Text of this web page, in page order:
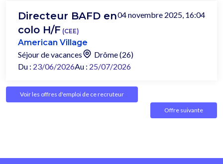
Directeur BAFD en
colo H/F (CEE)
04 novembre 2025, 16:04
American Village
Séjour de vacances
Drôme (26)
Du : 23/06/2026Au : 25/07/2026
Voir les offres d'emploi de ce recruteur
Offre suivante